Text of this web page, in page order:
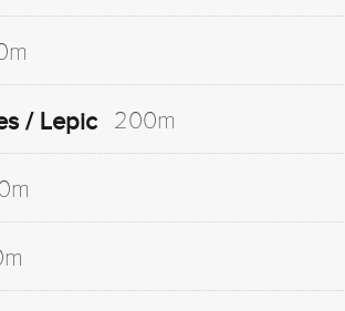
/ Lepic 200m